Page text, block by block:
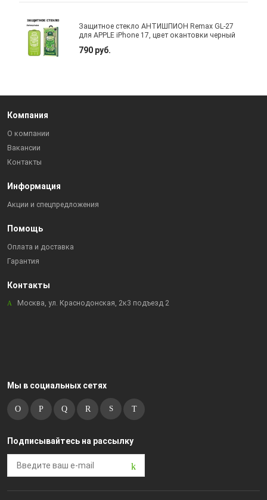
Защитное стекло АНТИШПИОН Remax GL-27
для APPLE iPhone 17, цвет окантовки черный
790 руб.
Компания
О компании
Вакансии
Контакты
Информация
Акции и спецпредложения
Помощь
Оплата и доставка
Гарантия
Контакты
Москва, ул. Краснодонская, 2к3 подъезд 2
Мы в социальных сетях
Подписывайтесь на рассылку